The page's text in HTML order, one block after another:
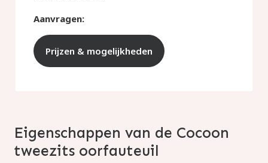
Aanvragen:
Prijzen & mogelijkheden
Eigenschappen van de Cocoon
tweezits oorfauteuil